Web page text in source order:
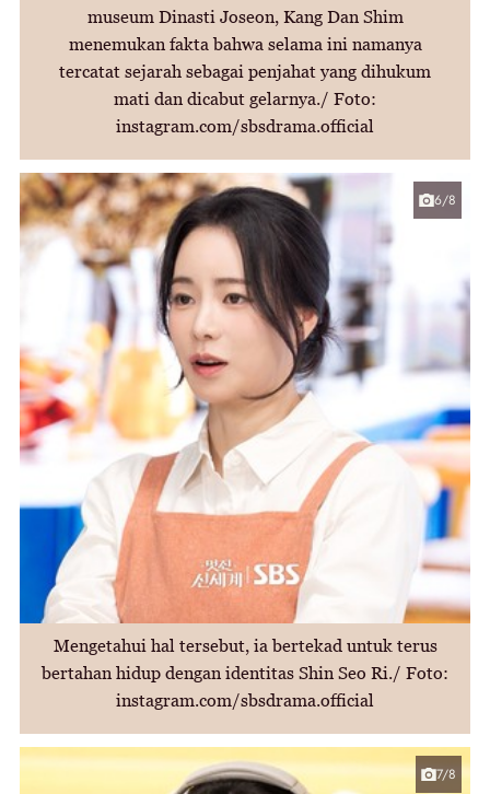
museum Dinasti Joseon, Kang Dan Shim
menemukan fakta bahwa selama ini namanya
tercatat sejarah sebagai penjahat yang dihukum
mati dan dicabut gelarnya./ Foto:
instagram.com/sbsdrama.official
6/8
Mengetahui hal tersebut, ia bertekad untuk terus
bertahan hidup dengan identitas Shin Seo Ri./ Foto:
instagram.com/sbsdrama.official
7/8